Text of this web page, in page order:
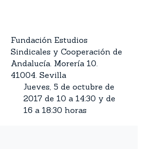
Fundación Estudios
Sindicales y Cooperación de
Andalucía. Morería 10.
41004. Sevilla
Jueves, 5 de octubre de
2017 de 10 a 14:30 y de
16 a 18:30 horas